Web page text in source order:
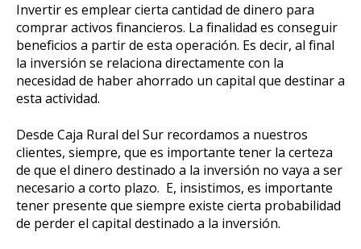
Invertir es emplear cierta cantidad de dinero para
comprar activos financieros. La finalidad es conseguir
beneficios a partir de esta operación. Es decir, al final
la inversión se relaciona directamente con la
necesidad de haber ahorrado un capital que destinar a
esta actividad.
Desde Caja Rural del Sur recordamos a nuestros
clientes, siempre, que es importante tener la certeza
de que el dinero destinado a la inversión no vaya a ser
necesario a corto plazo. E, insistimos, es importante
tener presente que siempre existe cierta probabilidad
de perder el capital destinado a la inversión.